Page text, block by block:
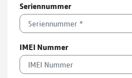
Seriennummer
IMEI Nummer